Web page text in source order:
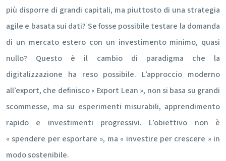
più disporre di grandi capitali, ma piuttosto di una strategia
agile e basata sui dati? Se fosse possibile testare la domanda
di un mercato estero con un investimento minimo, quasi
nullo? Questo è il cambio di paradigma che la
digitalizzazione ha reso possibile. L’approccio moderno
all’export, che definisco « Export Lean », non si basa su grandi
scommesse, ma su esperimenti misurabili, apprendimento
rapido e investimenti progressivi. L’obiettivo non è
« spendere per esportare », ma « investire per crescere » in
modo sostenibile.